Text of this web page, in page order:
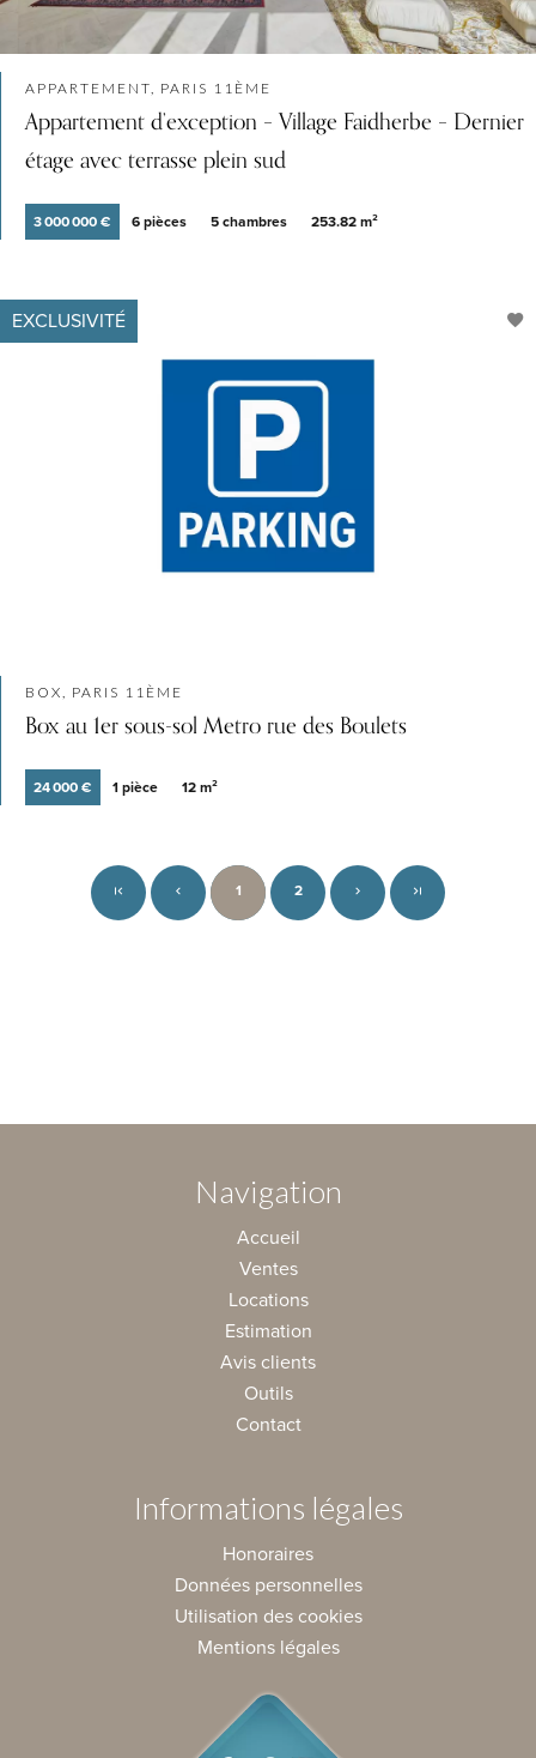
APPARTEMENT, PARIS 11ÈME
Appartement d’exception – Village Faidherbe – Dernier
étage avec terrasse plein sud
3 000 000 € 6 pièces 5 chambres 253.82 m²
BOX, PARIS 11ÈME
Box au 1er sous-sol Metro rue des Boulets
24 000 € 1 pièce 12 m²
EXCLUSIVITÉ
1 2
Navigation
Accueil
Ventes
Locations
Estimation
Avis clients
Outils
Contact
Informations légales
Honoraires
Données personnelles
Utilisation des cookies
Mentions légales